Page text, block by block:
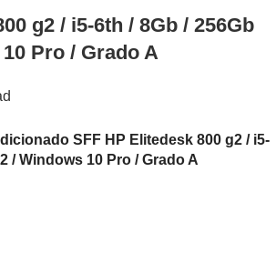
g2 / i5-6th / 8Gb / 256Gb
Pro / Grado A
SFF HP Elitedesk 800 g2 / i5-
/ Windows 10 Pro / Grado A